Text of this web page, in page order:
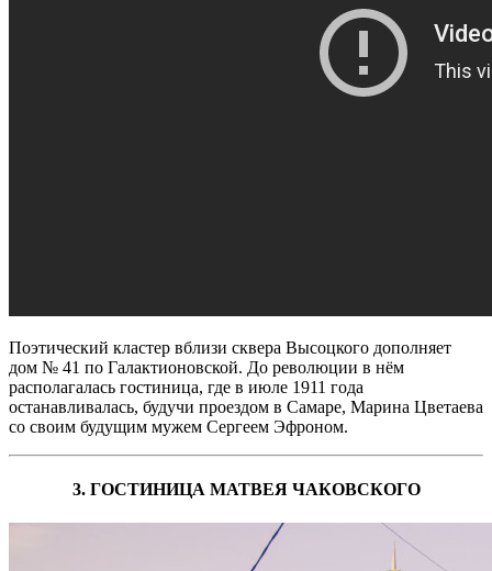
Поэтический кластер вблизи сквера Высоцкого дополняет
дом № 41 по Галактионовской. До революции в нём
располагалась гостиница, где в июле 1911 года
останавливалась, будучи проездом в Самаре, Марина Цветаева
со своим будущим мужем Сергеем Эфроном.
3. ГОСТИНИЦА МАТВЕЯ ЧАКОВСКОГО